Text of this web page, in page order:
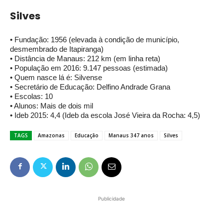
Silves
• Fundação: 1956 (elevada à condição de município,
desmembrado de Itapiranga)
• Distância de Manaus: 212 km (em linha reta)
• População em 2016: 9.147 pessoas (estimada)
• Quem nasce lá é: Silvense
• Secretário de Educação: Delfino Andrade Grana
• Escolas: 10
• Alunos: Mais de dois mil
• Ideb 2015: 4,4 (Ideb da escola José Vieira da Rocha: 4,5)
TAGS Amazonas Educação Manaus 347 anos Silves
Publicidade